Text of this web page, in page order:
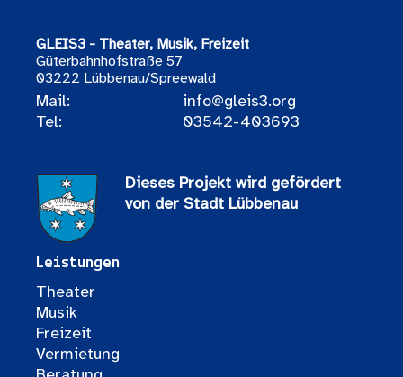
GLEIS3 - Theater, Musik, Freizeit
Güterbahnhofstraße 57
03222 Lübbenau/Spreewald
Mail:
info@gleis3.org
Tel:
03542-403693
Dieses Projekt wird gefördert
von der Stadt Lübbenau
Leistungen
Theater
Musik
Freizeit
Vermietung